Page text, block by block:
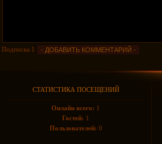
Подписка:1
СТАТИСТИКА ПОСЕЩЕНИЙ
Онлайн всего: 1
Гостей: 1
Пользователей: 0